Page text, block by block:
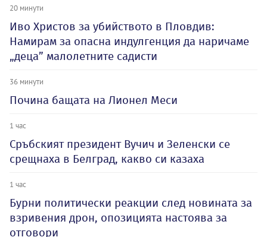
20 минути
Иво Христов за убийството в Пловдив:
Намирам за опасна индулгенция да наричаме
„деца” малолетните садисти
36 минути
Почина бащата на Лионел Меси
1 час
Сръбският президент Вучич и Зеленски се
срещнаха в Белград, какво си казаха
1 час
Бурни политически реакции след новината за
взривения дрон, опозицията настоява за
отговори